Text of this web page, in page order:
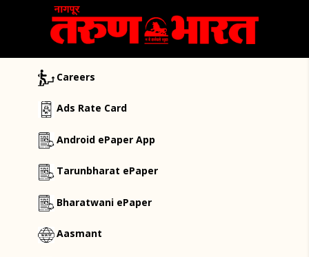
Careers
Ads Rate Card
Android ePaper App
Tarunbharat ePaper
Bharatwani ePaper
Aasmant